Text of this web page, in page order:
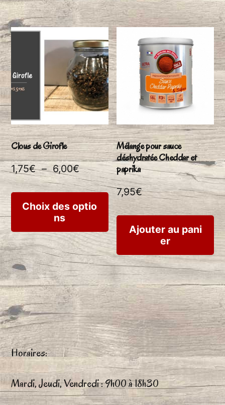
variations.
Les
options
peuvent
être
choisies
sur
la
page
du
produit
Clous de Girofle
1,75€ – 6,00€Plage
de
prix :
à
6,00€
Choix des optio
ns
produit
a
plusieurs
variations.
Les
options
peuvent
être
choisies
sur
Mélange pour sauce
déshydratée Cheddar et
paprika
7,95€
Ajouter au pani
er
Horaires:
Mardi, Jeudi, Vendredi : 9h00 à 18h30